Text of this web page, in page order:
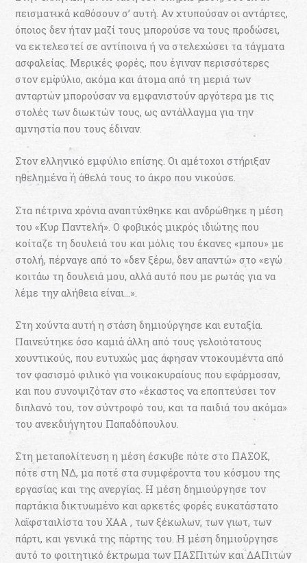
πεισματικά καθόσουν σ’ αυτή. Αν χτυπούσαν οι αντάρτες,
όποιος δεν ήταν μαζί τους μπορούσε να τους προδώσει,
να εκτελεστεί σε αντίποινα ή να στελεχώσει τα τάγματα
ασφαλείας. Μερικές φορές, που έγιναν περισσότερες
στον εμφύλιο, ακόμα και άτομα από τη μεριά των
ανταρτών μπορούσαν να εμφανιστούν αργότερα με τις
στολές των διωκτών τους, ως αντάλλαγμα για την
αμνηστία που τους έδιναν.
Στον ελληνικό εμφύλιο επίσης. Οι αμέτοχοι στήριξαν
ηθελημένα ή άθελά τους το άκρο που νικούσε.
Στα πέτρινα χρόνια αναπτύχθηκε και ανδρώθηκε η μέση
του «Κυρ Παντελή». Ο φοβικός μικρός ιδιώτης που
κοίταζε τη δουλειά του και μόλις του έκανες «μπου» με
στολή, πέρναγε από το «δεν ξέρω, δεν απαντώ» στο «εγώ
κοιτάω τη δουλειά μου, αλλά αυτό που με ρωτάς για να
λέμε την αλήθεια είναι…».
Στη χούντα αυτή η στάση δημιούργησε και ευταξία.
Παινεύτηκε όσο καμιά άλλη από τους γελοιότατους
χουντικούς, που ευτυχώς μας άφησαν ντοκουμέντα από
τον φασισμό φιλικό για νοικοκυραίους που εφάρμοσαν,
και που συνοψιζόταν στο «έκαστος να εποπτεύσει τον
διπλανό του, τον σύντροφό του, και τα παιδιά του ακόμα»
του ανεκδιήγητου Παπαδόπουλου.
Στη μεταπολίτευση η μέση έσκυβε πότε στο ΠΑΣΟΚ,
πότε στη ΝΔ, μα ποτέ στα συμφέροντα του κόσμου της
εργασίας και της ανεργίας. Η μέση δημιούργησε τον
παρτάκια δικτυωμένο και αρκετές φορές ευκατάστατο
λαϊφσταιλίστα του ΧΑΑ , των ξέκωλων, των γιωτ, των
πάρτι, και γενικά της πάρτης του. Η μέση δημιούργησε
αυτό το φοιτητικό έκτρωμα των ΠΑΣΠιτών και ΔΑΠιτών